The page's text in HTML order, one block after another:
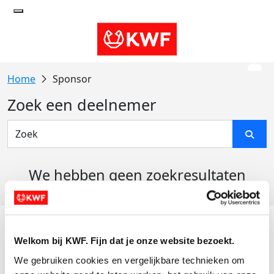
Welkom bij KWF. Fijn dat je onze website bezoekt.
We gebruiken cookies en vergelijkbare technieken om
Sponsor
Zoek een deelnemer
We hebben geen zoekresultaten
Actiematerialen
Evenementen